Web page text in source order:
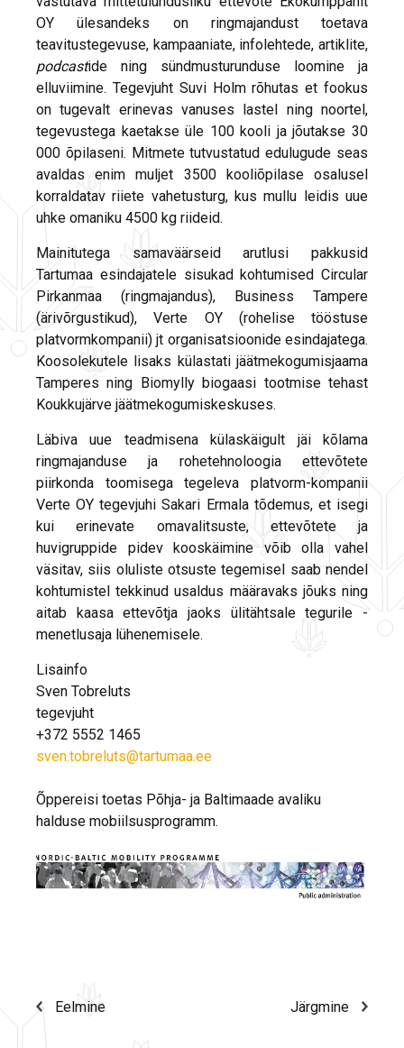
OY ülesandeks on ringmajandust toetava
teavitustegevuse, kampaaniate, infolehtede, artiklite,
podcastide ning sündmusturunduse loomine ja
elluviimine. Tegevjuht Suvi Holm rõhutas et fookus
on tugevalt erinevas vanuses lastel ning noortel,
tegevustega kaetakse üle 100 kooli ja jõutakse 30
000 õpilaseni. Mitmete tutvustatud edulugude seas
avaldas enim muljet 3500 kooliõpilase osalusel
korraldatav riiete vahetusturg, kus mullu leidis uue
uhke omaniku 4500 kg riideid.
Mainitutega samaväärseid arutlusi pakkusid
Tartumaa esindajatele sisukad kohtumised Circular
Pirkanmaa (ringmajandus), Business Tampere
(ärivõrgustikud), Verte OY (rohelise tööstuse
platvormkompanii) jt organisatsioonide esindajatega.
Koosolekutele lisaks külastati jäätmekogumisjaama
Tamperes ning Biomylly biogaasi tootmise tehast
Koukkujärve jäätmekogumiskeskuses.
Läbiva uue teadmisena külaskäigult jäi kõlama
ringmajanduse ja rohetehnoloogia ettevõtete
piirkonda toomisega tegeleva platvorm-kompanii
Verte OY tegevjuhi Sakari Ermala tõdemus, et isegi
kui erinevate omavalitsuste, ettevõtete ja
huvigruppide pidev kooskäimine võib olla vahel
väsitav, siis oluliste otsuste tegemisel saab nendel
kohtumistel tekkinud usaldus määravaks jõuks ning
aitab kaasa ettevõtja jaoks ülitähtsale tegurile -
menetlusaja lühenemisele.
Lisainfo
Sven Tobreluts
tegevjuht
+372 5552 1465
sven.tobreluts@tartumaa.ee
Õppereisi toetas Põhja- ja Baltimaade avaliku
halduse mobiilsusprogramm.
Eelmine Järgmine